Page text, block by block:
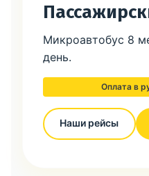
Микроавтобус 8
день.
Оплата в
Наши рейсы